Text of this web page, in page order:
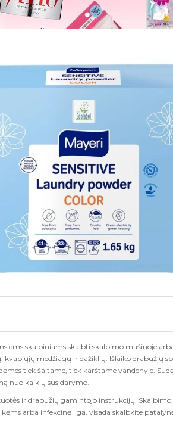
skalbiniams skalbti skalbimo mašinoje
kvapiųjų medžiagų ir dažiklių. Išlaiko drabužių
tiek šaltame, tiek karštame vandenyje.
nuo kalkių susidarymo.
ir drabužių gamintojo instrukcijų. Skalbimo
arba infekcinę ligą, visada skalbkite